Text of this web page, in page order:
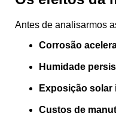
Antes de analisarmos
Corrosão
Humidade
Exposição solar
Custos de